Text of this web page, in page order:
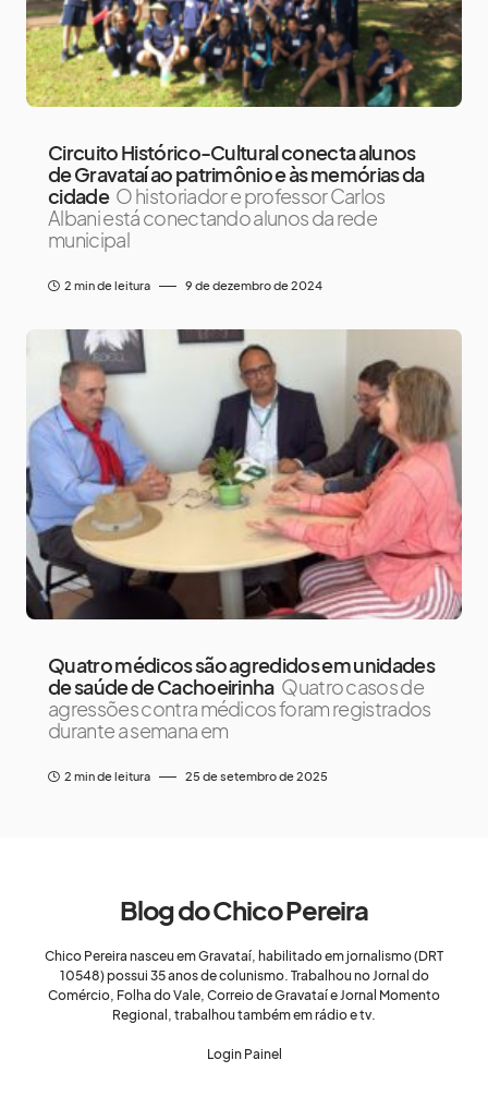
Circuito Histórico-Cultural conecta alunos
de Gravataí ao patrimônio e às memórias da
cidade O historiador e professor Carlos
Albani está conectando alunos da rede
municipal
2 min de leitura 9 de dezembro de 2024
Quatro médicos são agredidos em unidades
de saúde de Cachoeirinha Quatro casos de
agressões contra médicos foram registrados
durante a semana em
2 min de leitura 25 de setembro de 2025
Blog do Chico Pereira
Chico Pereira nasceu em Gravataí, habilitado em jornalismo (DRT
10548) possui 35 anos de colunismo. Trabalhou no Jornal do
Comércio, Folha do Vale, Correio de Gravataí e Jornal Momento
Regional, trabalhou também em rádio e tv.
Login Painel